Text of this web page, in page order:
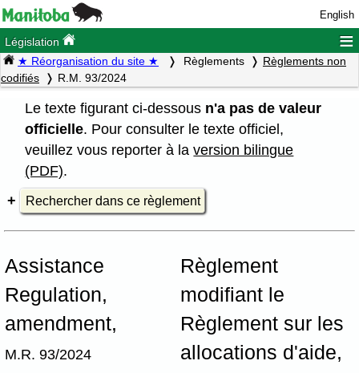
English
Législation ≡
★ Réorganisation du site ★ Règlements
Règlements non
codifiés
R.M. 93/2024
Le texte figurant ci-dessous n'a pas de valeur
officielle. Pour consulter le texte officiel,
veuillez vous reporter à laversion bilingue
(PDF).
Rechercher dans ce règlement
Assistance
Regulation,
amendment,
M.R. 93/2024
Règlement
modifiant le
Règlement sur les
allocations d'aide,